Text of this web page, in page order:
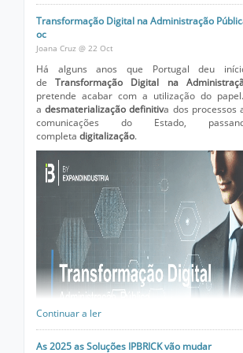
Uma mudança que representa um
estratégia de crescimento da empresa.
Os contactos de email, telefone fixo e móvel
mesmos. Assim como todo o nosso
desenvolver as Soluções mais eficientes para
Transformação Digital na Administração
oc
Joana Cruz @ 22 Oct
Há alguns anos que Portugal deu
deTransformação Digital na
pretende acabar com a utilização do
adesmaterialização definitiva dos processos
comunicações do Estado,
completa digitalização.
Continuar a ler
As 2025 as Soluções IPBRICK vão mudar